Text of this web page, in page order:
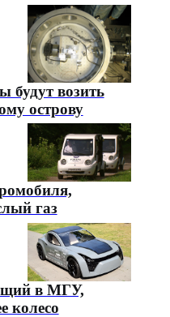
будут возить
острову
газ
в МГУ,
колесо